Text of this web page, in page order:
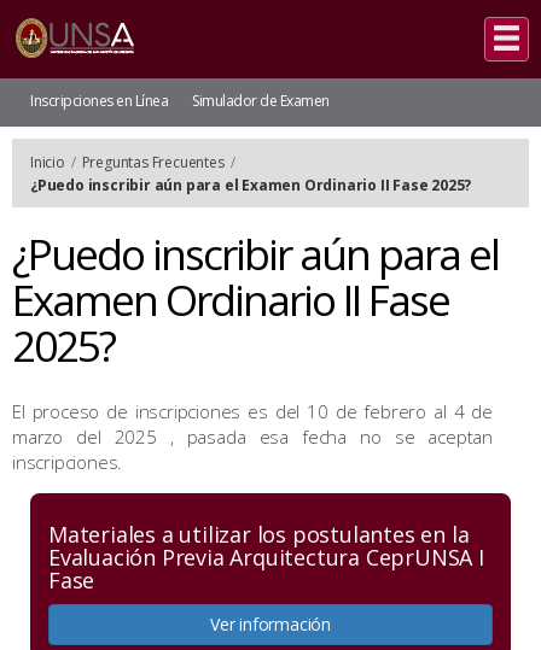
Inscripciones en Línea Simulador de Examen
Inicio / Preguntas Frecuentes /
¿Puedo inscribir aún para el Examen Ordinario II Fase 2025?
¿Puedo inscribir aún para el
Examen Ordinario II Fase
2025?
El proceso de inscripciones es del 10 de febrero al 4 de
marzo del 2025 , pasada esa fecha no se aceptan
inscripciones.
Materiales a utilizar los postulantes en la
Evaluación Previa Arquitectura CeprUNSA I
Fase
Ver información